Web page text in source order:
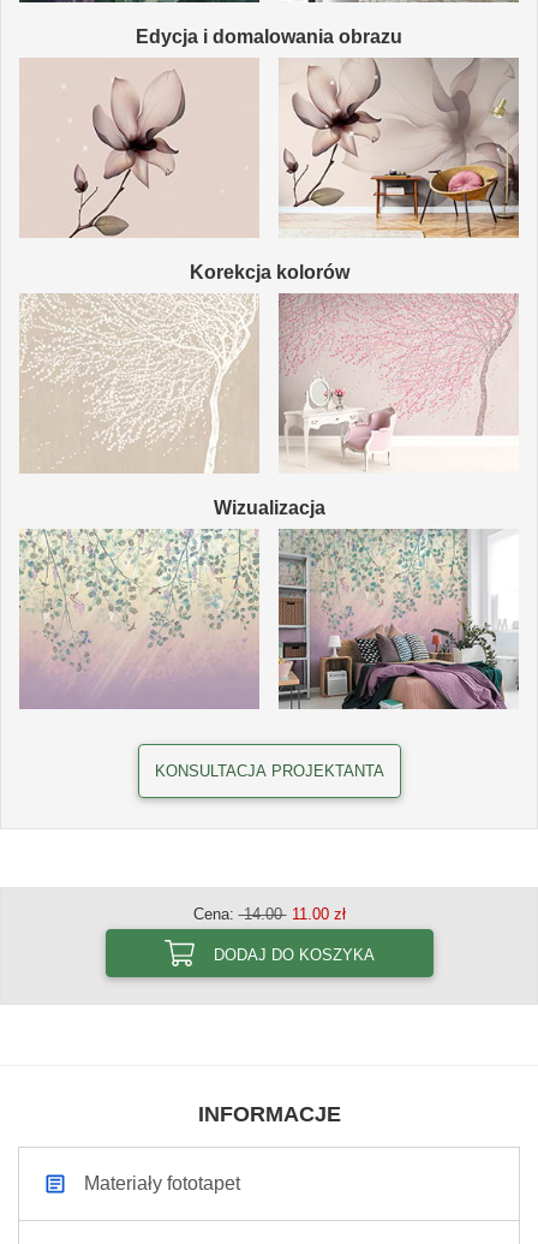
Edycja i domalowania obrazu
Korekcja kolorów
Wizualizacja
KONSULTACJA PROJEKTANTA
Cena:14.0011.00 zł
DODAJ DO KOSZYKA
INFORMACJE
Materiały fototapet